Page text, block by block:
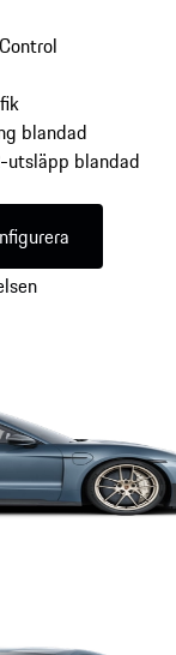
blandad
utsläpp blandad